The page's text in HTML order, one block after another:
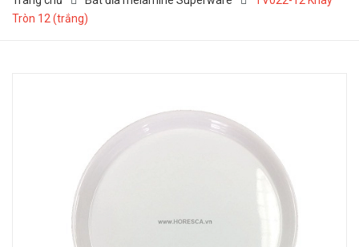
Tròn 12 (trắng)